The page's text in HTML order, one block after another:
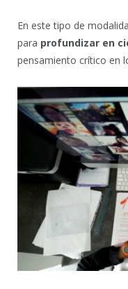
En este tipo de
para profundizar en
pensamiento crítico en